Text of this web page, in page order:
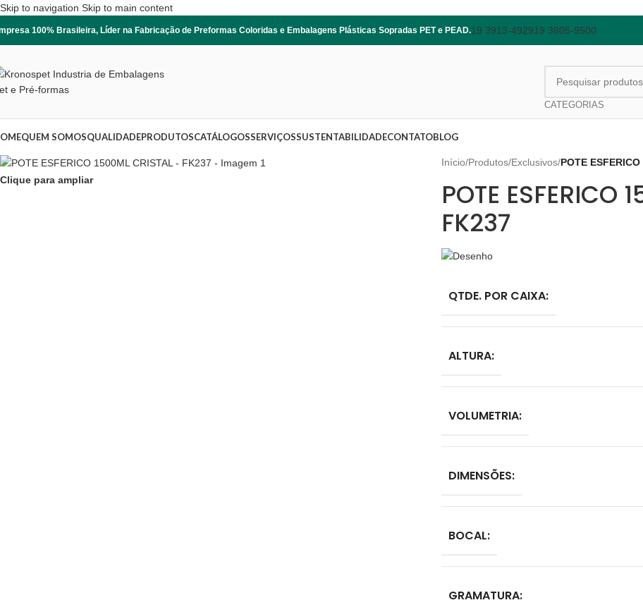
Skip to navigation Skip to main content
100% Brasileira, Líder na Fabricação de Preformas Coloridas e Embalagens Plásticas Sopradas PET e PEAD.19 3913-492919 3805-9500
CATEGORIAS
QUEM SOMOSQUALIDADEPRODUTOSCATÁLOGOSSERVIÇOSSUSTENTABILIDADECONTATOBLOG
Clique para ampliar
Início/Produtos/Exclusivos/POTE
POTE ESFERICO
FK237
QTDE. POR CAIXA:
ALTURA:
VOLUMETRIA:
DIMENSÕES:
BOCAL:
GRAMATURA: